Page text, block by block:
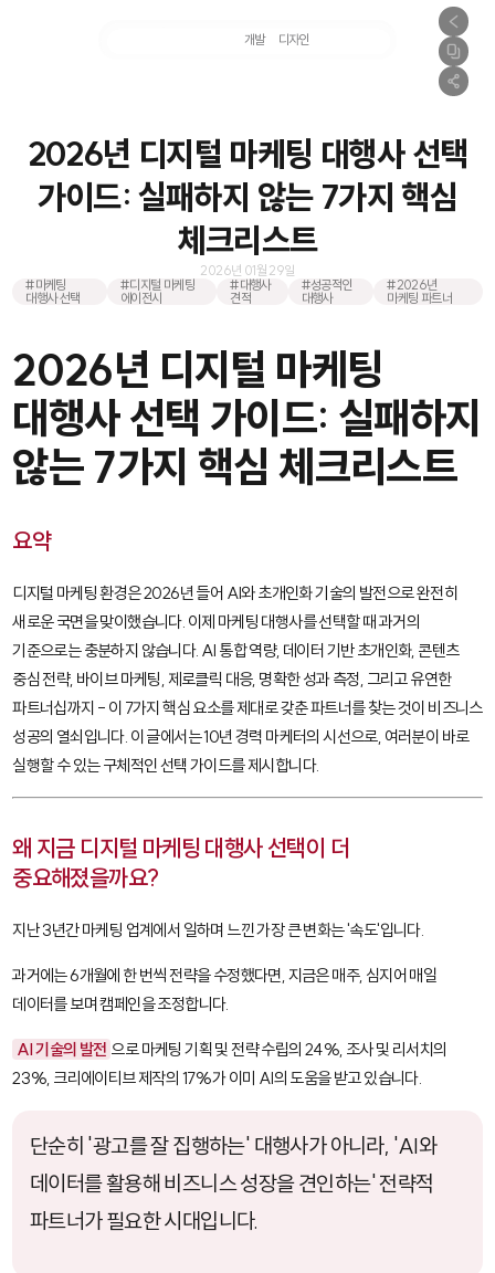
개발 디자인
2026년 디지털 마케팅 대행사 선택
가이드: 실패하지 않는 7가지 핵심
체크리스트
2026년 01월 29일
#마케팅
대행사 선택
#디지털 마케팅
에이전시
#대행사
견적
#성공적인
대행사
#2026년
마케팅 파트너
2026년 디지털 마케팅
대행사 선택 가이드: 실패하지
않는 7가지 핵심 체크리스트
요약
디지털 마케팅 환경은 2026년 들어 AI와 초개인화 기술의 발전으로 완전히
새로운 국면을 맞이했습니다. 이제 마케팅 대행사를 선택할 때 과거의
기준으로는 충분하지 않습니다. AI 통합 역량, 데이터 기반 초개인화, 콘텐츠
중심 전략, 바이브 마케팅, 제로클릭 대응, 명확한 성과 측정, 그리고 유연한
파트너십까지 - 이 7가지 핵심 요소를 제대로 갖춘 파트너를 찾는 것이 비즈니스
성공의 열쇠입니다. 이 글에서는 10년 경력 마케터의 시선으로, 여러분이 바로
실행할 수 있는 구체적인 선택 가이드를 제시합니다.
왜 지금 디지털 마케팅 대행사 선택이 더
중요해졌을까요?
지난 3년간 마케팅 업계에서 일하며 느낀 가장 큰 변화는 '속도'입니다.
과거에는 6개월에 한 번씩 전략을 수정했다면, 지금은 매주, 심지어 매일
데이터를 보며 캠페인을 조정합니다.
AI 기술의 발전 으로 마케팅 기획 및 전략 수립의 24%, 조사 및 리서치의
23%, 크리에이티브 제작의 17%가 이미 AI의 도움을 받고 있습니다.
단순히 '광고를 잘 집행하는' 대행사가 아니라, 'AI와
데이터를 활용해 비즈니스 성장을 견인하는' 전략적
파트너가 필요한 시대입니다.